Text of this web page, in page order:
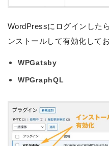
WordPressにログインした
ンストールして有効化して
WPGatsby
WPGraphQL